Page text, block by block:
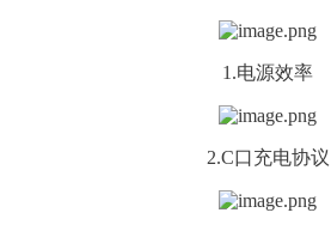
1.电源效率
2.C口充电协议